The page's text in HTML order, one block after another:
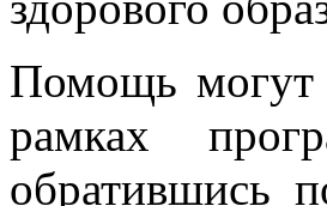
Помощь могут
рамках
обратившись